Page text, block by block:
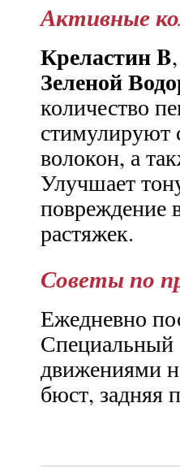
Активные
Креластин B
Зеленой
количество
стимулируют
волокон, а
Улучшает
повреждение
растяжек.
Советы по
Ежедневно
движениями
бюст, задняя